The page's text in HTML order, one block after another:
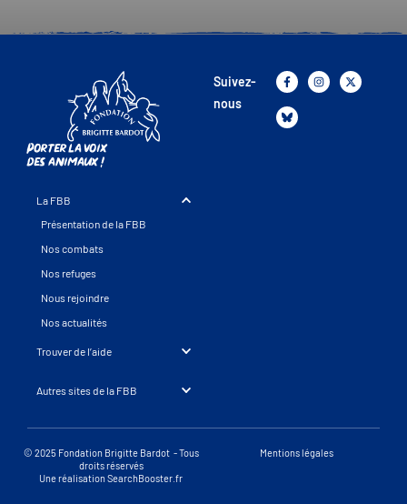
Porter la voix
des animaux !
La FBB
Présentation de la FBB
Nos combats
Nos refuges
Nous rejoindre
Nos actualités
Trouver de l’aide
Autres sites de la FBB
Suivez-
nous
© 2025 Fondation Brigitte Bardot - Tous
droits réservés
Une réalisation SearchBooster.fr
Mentions légales